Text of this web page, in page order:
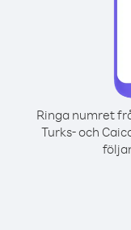
Ringa numret
Turks- och